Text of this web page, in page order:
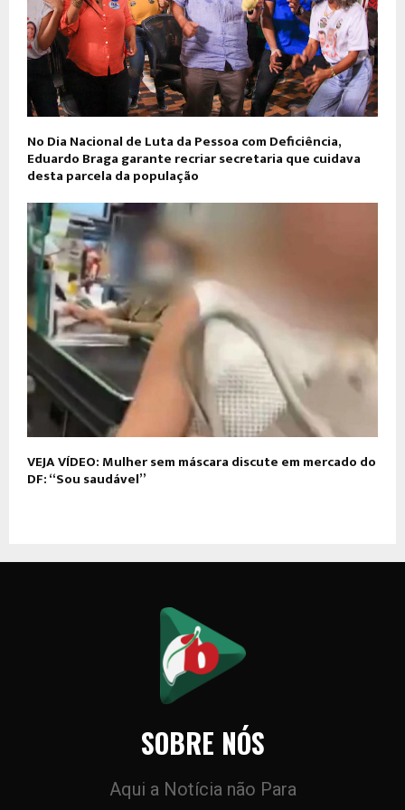
No Dia Nacional de Luta da Pessoa com Deficiência,
Eduardo Braga garante recriar secretaria que cuidava
desta parcela da população
VEJA VÍDEO: Mulher sem máscara discute em mercado do
DF: “Sou saudável”
SOBRE NÓS
Aqui a Notícia não Para